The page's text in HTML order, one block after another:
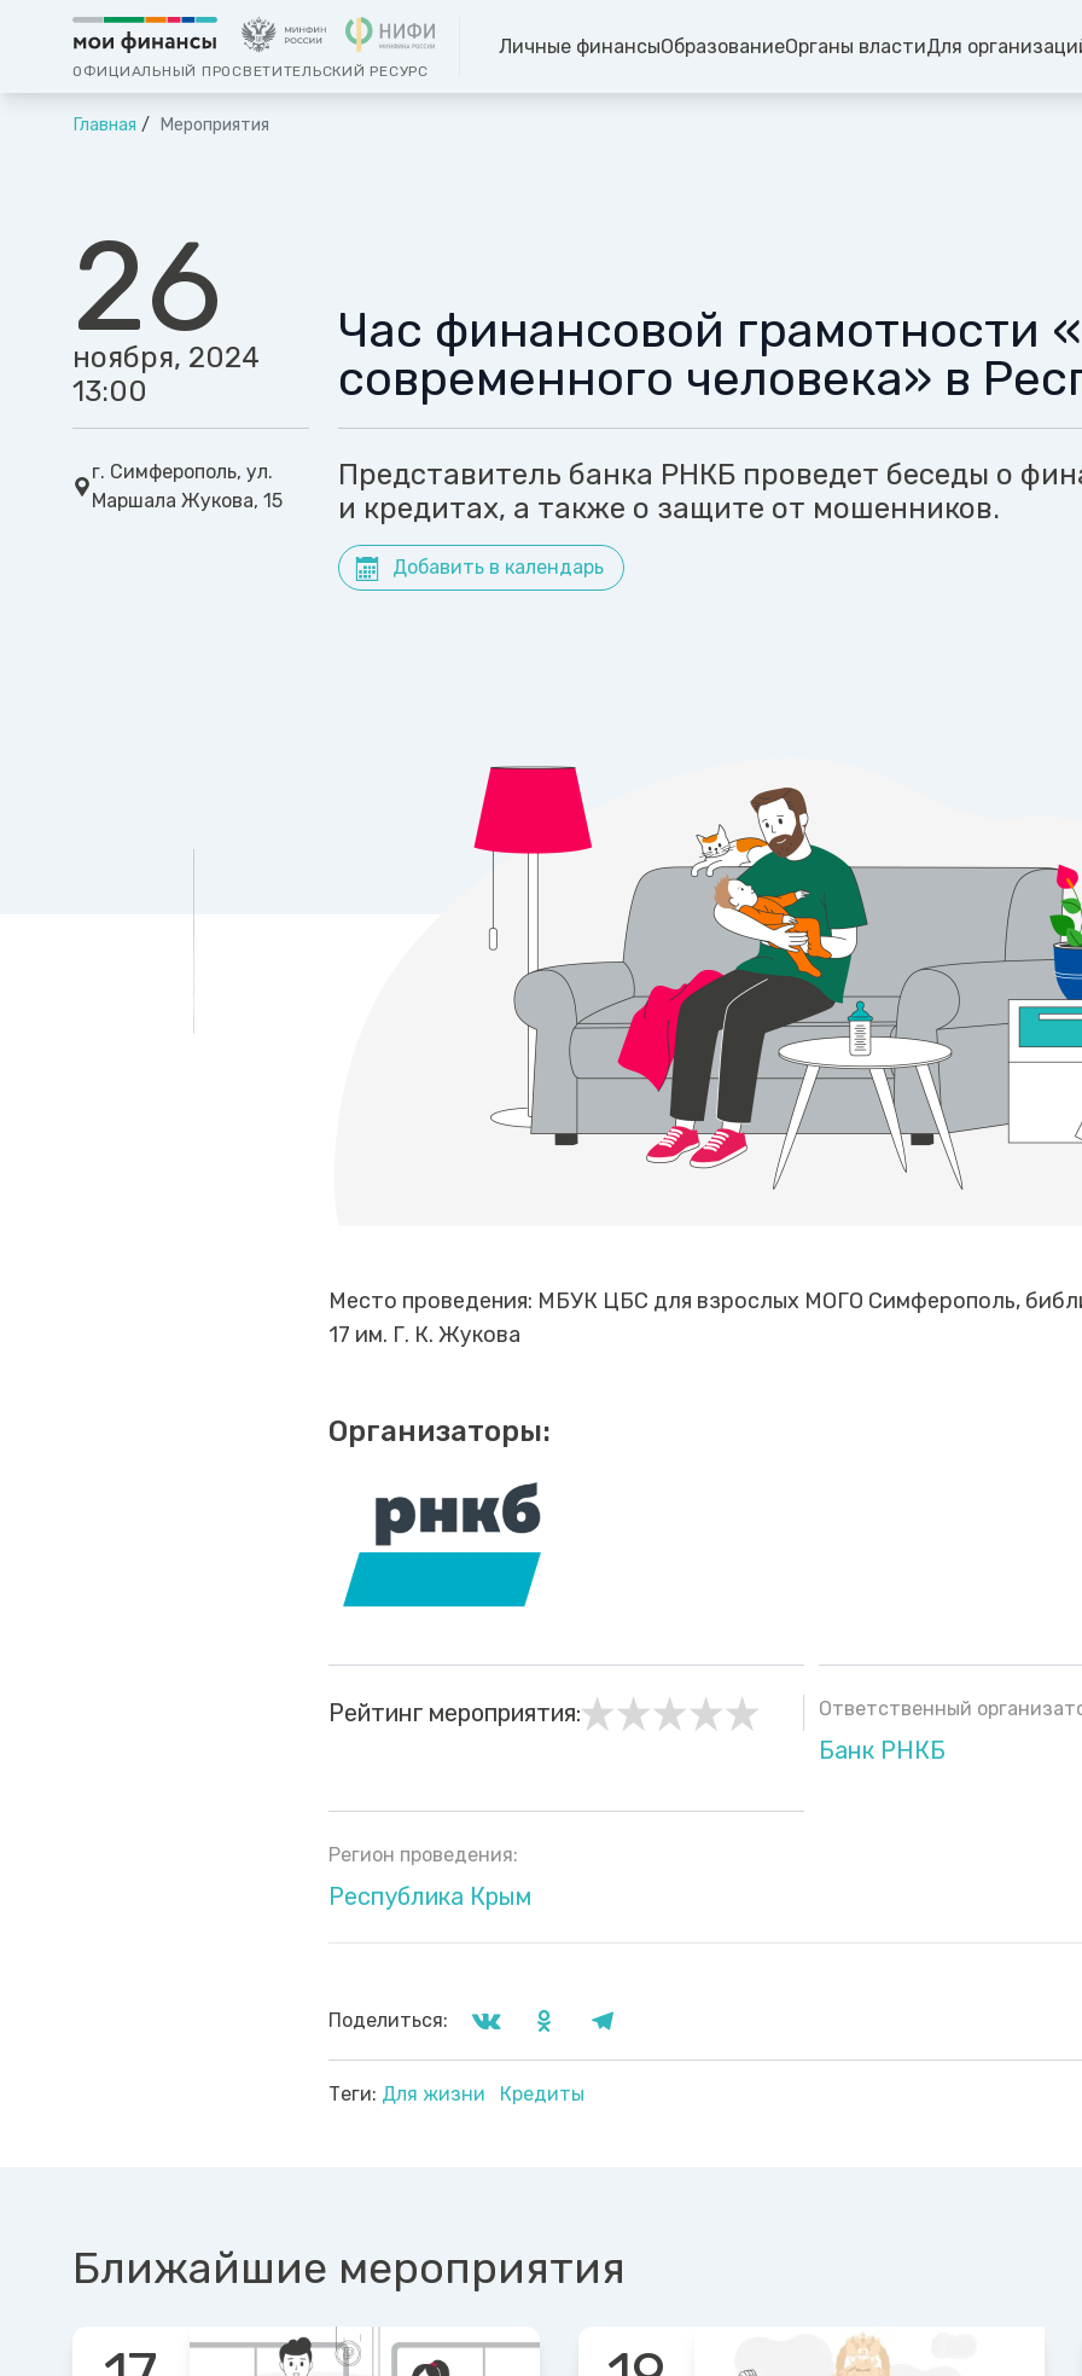
ОФИЦИАЛЬНЫЙ ПРОСВЕТИТЕЛЬСКИЙ РЕСУРС
Личные финансыОбразованиеОрганы властиДля
Главная Мероприятия
26
ноября, 2024
13:00
г. Симферополь, ул.
Маршала Жукова, 15
Час финансовой грамотности
современного человека» в
Представитель банка РНКБ проведет беседы о
и кредитах, а также о защите от мошенников.
Добавить в календарь
Место проведения: МБУК ЦБС для взрослых МОГО Симферополь,
17 им. Г. К. Жукова
Организаторы:
Рейтинг мероприятия: Ответственный
Банк РНКБ
Регион проведения:
Республика Крым
Поделиться:
Теги: Для жизни Кредиты
Ближайшие мероприятия